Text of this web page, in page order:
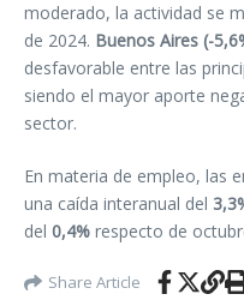
moderado, la actividad se
de 2024. Buenos Aires (-
desfavorable entre las
siendo el mayor aporte
sector.
En materia de empleo, las
una caída interanual del
del 0,4% respecto de
Share Article